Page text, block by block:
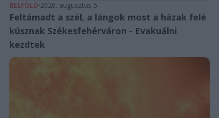
BELFÖLD 2026. augusztus 5.
Feltámadt a szél, a lángok most a házak felé
kúsznak Székesfehérváron - Evakuálni
kezdtek